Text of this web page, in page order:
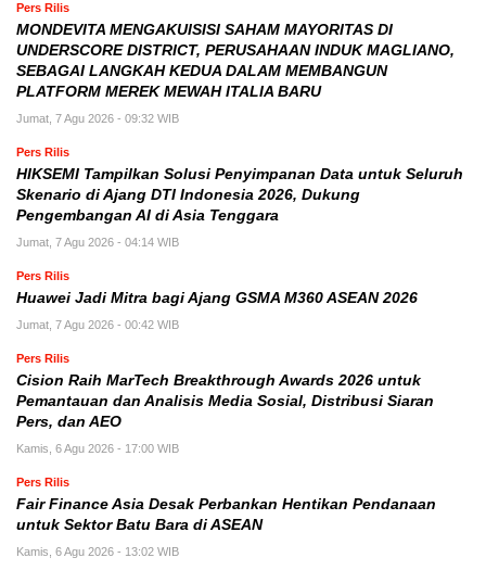
Pers Rilis
MONDEVITA MENGAKUISISI SAHAM MAYORITAS DI
UNDERSCORE DISTRICT, PERUSAHAAN INDUK MAGLIANO,
SEBAGAI LANGKAH KEDUA DALAM MEMBANGUN
PLATFORM MEREK MEWAH ITALIA BARU
Jumat, 7 Agu 2026 - 09:32 WIB
Pers Rilis
HIKSEMI Tampilkan Solusi Penyimpanan Data untuk Seluruh
Skenario di Ajang DTI Indonesia 2026, Dukung
Pengembangan AI di Asia Tenggara
Jumat, 7 Agu 2026 - 04:14 WIB
Pers Rilis
Huawei Jadi Mitra bagi Ajang GSMA M360 ASEAN 2026
Jumat, 7 Agu 2026 - 00:42 WIB
Pers Rilis
Cision Raih MarTech Breakthrough Awards 2026 untuk
Pemantauan dan Analisis Media Sosial, Distribusi Siaran
Pers, dan AEO
Kamis, 6 Agu 2026 - 17:00 WIB
Pers Rilis
Fair Finance Asia Desak Perbankan Hentikan Pendanaan
untuk Sektor Batu Bara di ASEAN
Kamis, 6 Agu 2026 - 13:02 WIB